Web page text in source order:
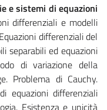
e sistemi di equazioni
differenziali e modelli
differenziali del
separabili ed equazioni
di variazione della
Problema di Cauchy.
equazioni differenziali
Esistenza e unicità